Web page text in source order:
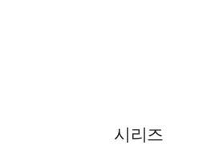
시리즈